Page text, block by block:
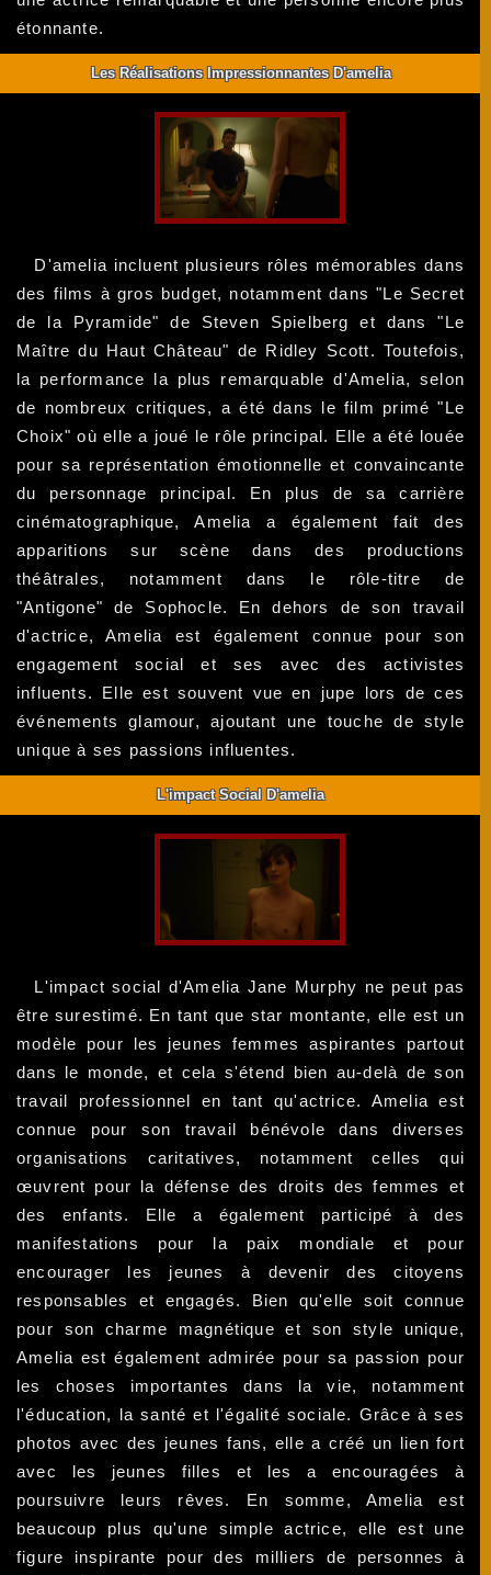
étonnante.
Les Réalisations Impressionnantes D'amelia
D'amelia incluent plusieurs rôles mémorables dans
des films à gros budget, notamment dans "Le Secret
de la Pyramide" de Steven Spielberg et dans "Le
Maître du Haut Château" de Ridley Scott. Toutefois,
la performance la plus remarquable d'Amelia, selon
de nombreux critiques, a été dans le film primé "Le
Choix" où elle a joué le rôle principal. Elle a été louée
pour sa représentation émotionnelle et convaincante
du personnage principal. En plus de sa carrière
cinématographique, Amelia a également fait des
apparitions sur scène dans des productions
théâtrales, notamment dans le rôle-titre de
"Antigone" de Sophocle. En dehors de son travail
d'actrice, Amelia est également connue pour son
engagement social et ses avec des activistes
influents. Elle est souvent vue en jupe lors de ces
événements glamour, ajoutant une touche de style
unique à ses passions influentes.
L'impact Social D'amelia
L'impact social d'Amelia Jane Murphy ne peut pas
être surestimé. En tant que star montante, elle est un
modèle pour les jeunes femmes aspirantes partout
dans le monde, et cela s'étend bien au-delà de son
travail professionnel en tant qu'actrice. Amelia est
connue pour son travail bénévole dans diverses
organisations caritatives, notamment celles qui
œuvrent pour la défense des droits des femmes et
des enfants. Elle a également participé à des
manifestations pour la paix mondiale et pour
encourager les jeunes à devenir des citoyens
responsables et engagés. Bien qu'elle soit connue
pour son charme magnétique et son style unique,
Amelia est également admirée pour sa passion pour
les choses importantes dans la vie, notamment
l'éducation, la santé et l'égalité sociale. Grâce à ses
photos avec des jeunes fans, elle a créé un lien fort
avec les jeunes filles et les a encouragées à
poursuivre leurs rêves. En somme, Amelia est
beaucoup plus qu'une simple actrice, elle est une
figure inspirante pour des milliers de personnes à